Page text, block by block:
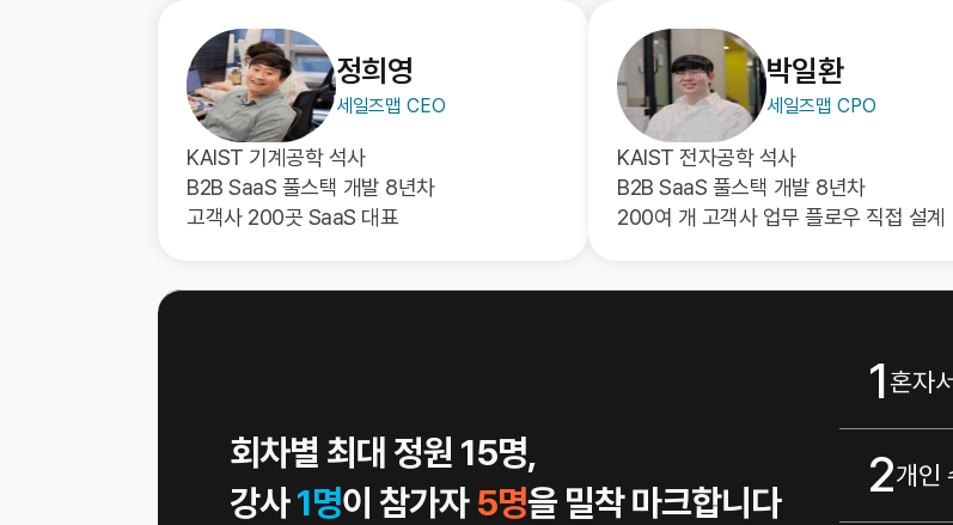
정희영
세일즈맵 CEO
KAIST 기계공학 석사
B2B SaaS 풀스택 개발 8년차
고객사 200곳 SaaS 대표
박일환
세일즈맵 CPO
KAIST 전자공학 석사
B2B SaaS 풀스택 개발 8년차
200여 개 고객사 업무 플로우 직접 설계
회차별 최대 정원 15명,
강사 1명이 참가자 5명을 밀착 마크합니다
1혼자
2개인